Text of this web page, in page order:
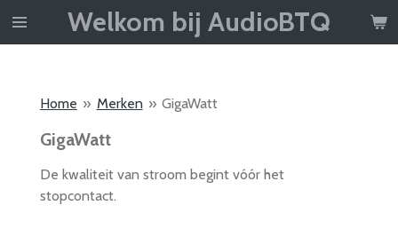
Ga
hoofdinhoud
Welkom bij AudioBTQ
Home » Merken » GigaWatt
GigaWatt
De kwaliteit van stroom begint vóór het
stopcontact.